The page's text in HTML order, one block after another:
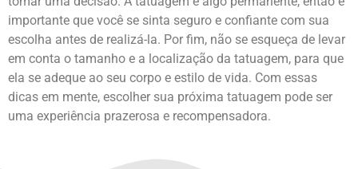
importante que você se sinta seguro e confiante com sua
escolha antes de realizá-la. Por fim, não se esqueça de levar
em conta o tamanho e a localização da tatuagem, para que
ela se adeque ao seu corpo e estilo de vida. Com essas
dicas em mente, escolher sua próxima tatuagem pode ser
uma experiência prazerosa e recompensadora.